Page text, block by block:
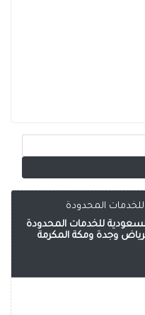
المحدودة
للخدمات المحدودة
وجدة ومكة المكرمة